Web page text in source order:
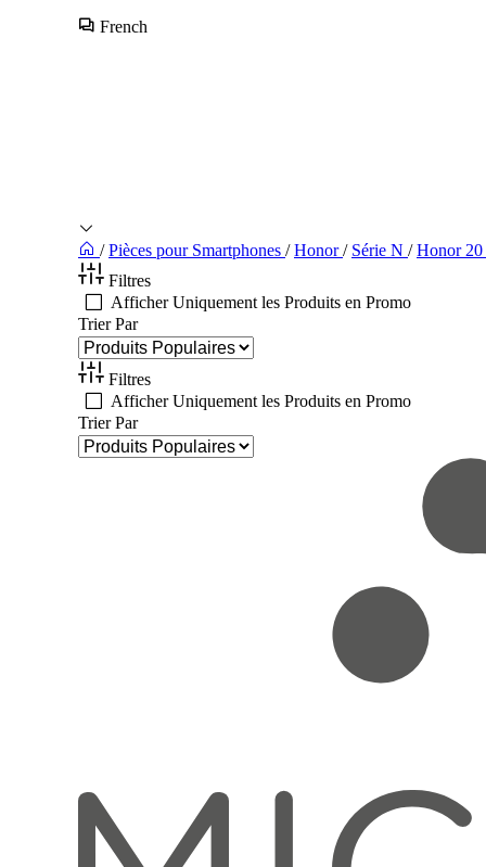
French
/ Pièces pour Smartphones / Honor/ Série N / Honor
Filtres
Afficher Uniquement les Produits en Promo
Trier Par
Filtres
Afficher Uniquement les Produits en Promo
Trier Par